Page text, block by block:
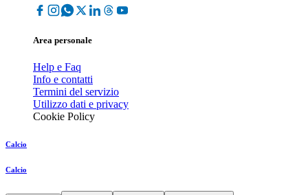
Area personale
Help e Faq
Info e contatti
Termini del servizio
Utilizzo dati e privacy
Cookie Policy
Calcio
Calcio